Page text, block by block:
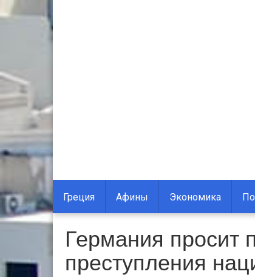
Греция Афины Экономика
Германия просит
преступления